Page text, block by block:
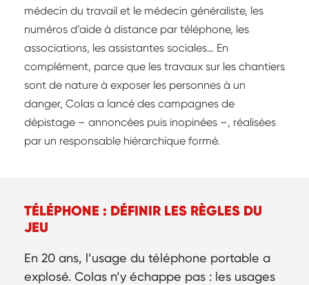
médecin du travail et le médecin généraliste, les
numéros d’aide à distance par téléphone, les
associations, les assistantes sociales… En
complément, parce que les travaux sur les chantiers
sont de nature à exposer les personnes à un
danger, Colas a lancé des campagnes de
dépistage – annoncées puis inopinées –, réalisées
par un responsable hiérarchique formé.
TÉLÉPHONE : DÉFINIR LES RÈGLES DU
JEU
En 20 ans, l’usage du téléphone portable a
explosé. Colas n’y échappe pas : les usages